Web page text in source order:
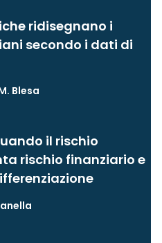
ridisegnano i
secondo i dati di
Blesa
il rischio
rischio finanziario e